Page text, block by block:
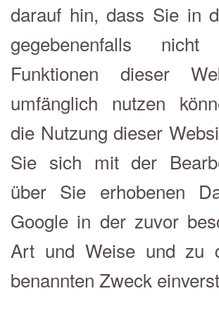
darauf hin, dass Sie in
gegebenenfalls nicht
Funktionen dieser
umfänglich nutzen
die Nutzung dieser
Sie sich mit der
über Sie erhobenen
Google in der zuvor
Art und Weise und zu
benannten Zweck